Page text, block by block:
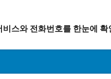
스와 전화번호를 한눈에 확